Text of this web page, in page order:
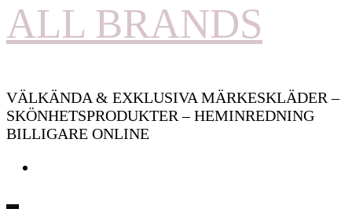
ALL BRANDS
VÄLKÄNDA & EXKLUSIVA MÄRKESKLÄDER –
SKÖNHETSPRODUKTER – HEMINREDNING
BILLIGARE ONLINE